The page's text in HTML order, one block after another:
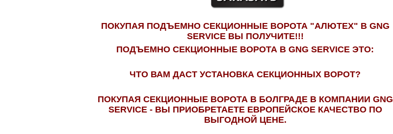
ПОКУПАЯ ПОДЪЕМНО СЕКЦИОННЫЕ ВОРОТА "АЛЮТЕХ" В GNG
SERVICE ВЫ ПОЛУЧИТЕ!!!
ПОДЪЕМНО СЕКЦИОННЫЕ ВОРОТА В GNG SERVICE ЭТО:
ЧТО ВАМ ДАСТ УСТАНОВКА СЕКЦИОННЫХ ВОРОТ?
ПОКУПАЯ СЕКЦИОННЫЕ ВОРОТА В БОЛГРАДЕ В КОМПАНИИ GNG
SERVICE - ВЫ ПРИОБРЕТАЕТЕ ЕВРОПЕЙСКОЕ КАЧЕСТВО ПО
ВЫГОДНОЙ ЦЕНЕ.